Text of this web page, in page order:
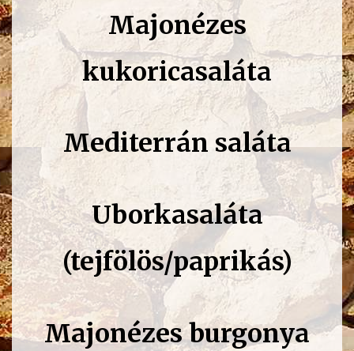
Majonézes
kukoricasaláta
Mediterrán saláta
Uborkasaláta
(tejfölös/paprikás)
Majonézes burgonya